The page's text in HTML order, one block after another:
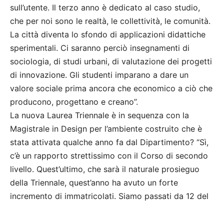
sull’utente. Il terzo anno è dedicato al caso studio,
che per noi sono le realtà, le collettività, le comunità.
La città diventa lo sfondo di applicazioni didattiche
sperimentali. Ci saranno perciò insegnamenti di
sociologia, di studi urbani, di valutazione dei progetti
di innovazione. Gli studenti imparano a dare un
valore sociale prima ancora che economico a ciò che
producono, progettano e creano”.
La nuova Laurea Triennale è in sequenza con la
Magistrale in Design per l’ambiente costruito che è
stata attivata qualche anno fa dal Dipartimento? “Sì,
c’è un rapporto strettissimo con il Corso di secondo
livello. Quest’ultimo, che sarà il naturale prosieguo
della Triennale, quest’anno ha avuto un forte
incremento di immatricolati. Siamo passati da 12 del